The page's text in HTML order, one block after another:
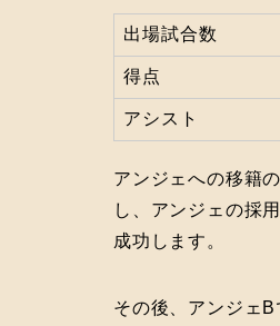
出場試合数
得点
アシスト
アンジェへの移籍
し、アンジェの採
成功します。
その後、アンジェ